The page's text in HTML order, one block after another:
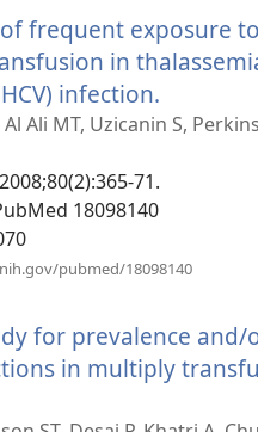
frequent exposure
in
infection.
է
Ali MT, Uzicanin S,
71.
18098140
pubmed/18098140
for prevalence
in multiply